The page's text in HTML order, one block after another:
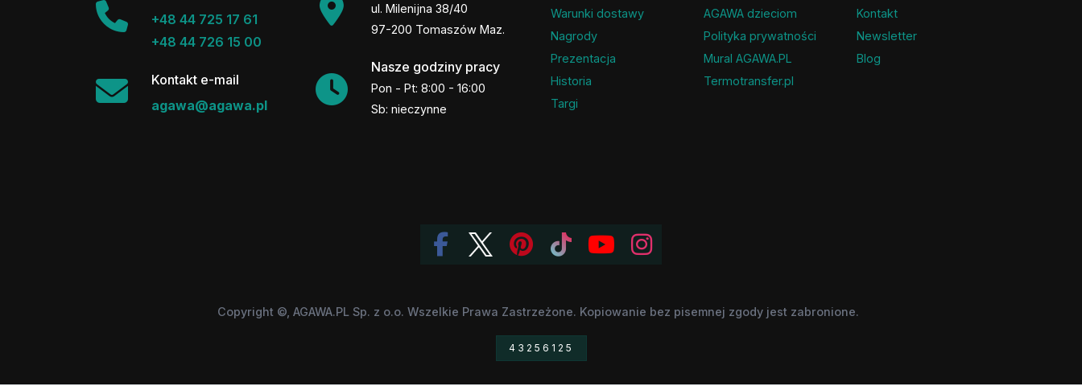
+48 44 725 17 61
+48 44 726 15 00
Kontakt e-mail
agawa@agawa.pl
ul. Milenijna 38/40
97-200 Tomaszów Maz.
Nasze godziny pracy
Pon - Pt: 8:00 - 16:00
Sb: nieczynne
Warunki dostawy
Nagrody
Prezentacja
Historia
Targi
AGAWA dzieciom
Polityka prywatności
Mural AGAWA.PL
Termotransfer.pl
Kontakt
Newsletter
Blog
Copyright ©, AGAWA.PL Sp. z o.o. Wszelkie Prawa Zastrzeżone. Kopiowanie bez pisemnej zgody jest zabronione.
43256125